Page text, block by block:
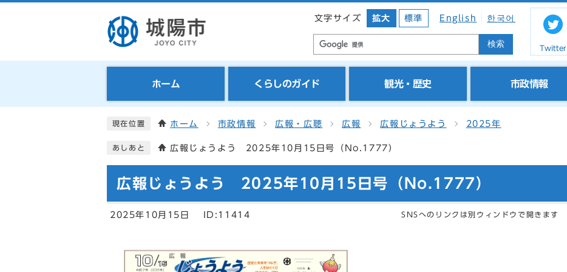
文字サイズ 拡大 標準 English 한국어
検索 Twitter
ホーム くらしのガイド 観光・歴史 市政情報
現在位置 ホーム 市政情報 広報・広聴 広報 広報じょうよう 2025年
あしあと 広報じょうよう 2025年10月15日号（No.1777）
広報じょうよう 2025年10月15日号（No.1777）
2025年10月15日 ID:11414 SNSへのリンクは別ウィンドウで開きます